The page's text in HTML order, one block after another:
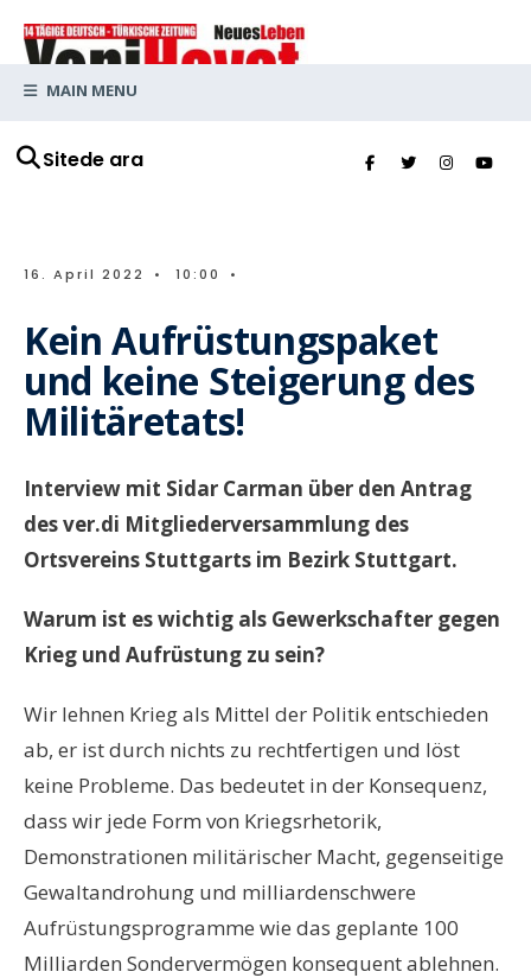
Sitede ara
MAIN MENU
16. April 2022 • 10:00 •
Kein Aufrüstungspaket
und keine Steigerung des
Militäretats!
Interview mit Sidar Carman über den Antrag
des ver.di Mitgliederversammlung des
Ortsvereins Stuttgarts im Bezirk Stuttgart.
Warum ist es wichtig als Gewerkschafter gegen
Krieg und Aufrüstung zu sein?
Wir lehnen Krieg als Mittel der Politik entschieden
ab, er ist durch nichts zu rechtfertigen und löst
keine Probleme. Das bedeutet in der Konsequenz,
dass wir jede Form von Kriegsrhetorik,
Demonstrationen militärischer Macht, gegenseitige
Gewaltandrohung und milliardenschwere
Aufrüstungsprogramme wie das geplante 100
Milliarden Sondervermögen konsequent ablehnen.